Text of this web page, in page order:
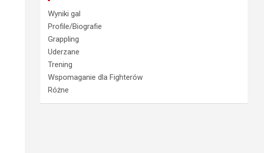
Wyniki gal
Profile/Biografie
Grappling
Uderzane
Trening
Wspomaganie dla Fighterów
Różne